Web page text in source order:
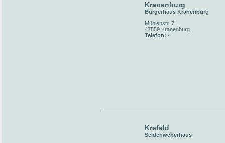
Kranenburg
Bürgerhaus Kranenburg
Mühlenstr. 7
47559 Kranenburg
Telefon: -
Krefeld
Seidenweberhaus